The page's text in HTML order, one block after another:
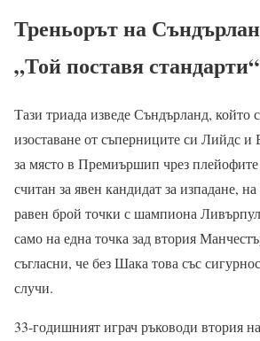
Треньорът на
„Той поставя стандарти“
Тази триада изведе Съндърланд, който
изоставане от съперниците си Лийдс и
за място в Премиършип чрез
считан за явен кандидат за изпадане,
равен брой точки с шампиона
само на една точка зад втория
съгласни, че без Шака това със
случи.
33-годишният играч ръководи втория